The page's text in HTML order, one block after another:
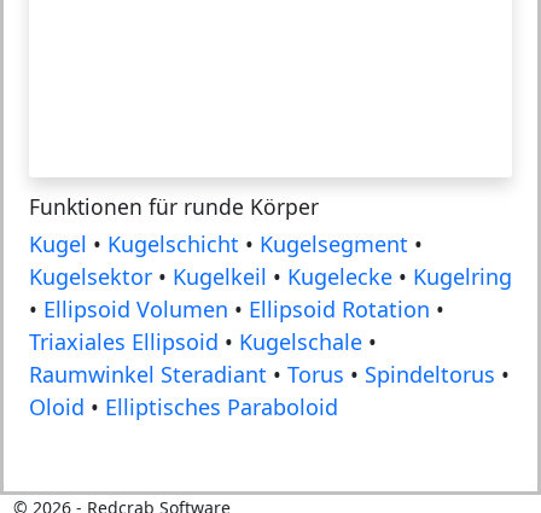
Funktionen für runde Körper
Kugel • Kugelschicht • Kugelsegment •
Kugelsektor • Kugelkeil • Kugelecke • Kugelring
• Ellipsoid Volumen • Ellipsoid Rotation •
Triaxiales Ellipsoid • Kugelschale •
Raumwinkel Steradiant • Torus • Spindeltorus •
Oloid • Elliptisches Paraboloid
© 2026- Redcrab Software